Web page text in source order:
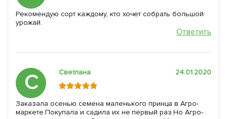
Рекомендую сорт каждому, кто хочет собрать большой
урожай.
Ответить
С Светлана 24.01.2020
Заказала осенью семена маленького принца в Агро-
маркете.Покупала и садила их не первый раз.Но Агро-